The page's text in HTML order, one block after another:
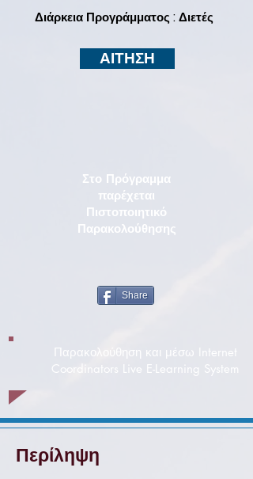
Διάρκεια Προγράμματος : Διετές
ΑΙΤΗΣΗ
Στο Πρόγραμμα
παρέχεται
Πιστοποιητικό
Παρακολούθησης
Share
Παρακολούθηση και μέσω Internet
Coordinators Live E-Learning System
Περίληψη